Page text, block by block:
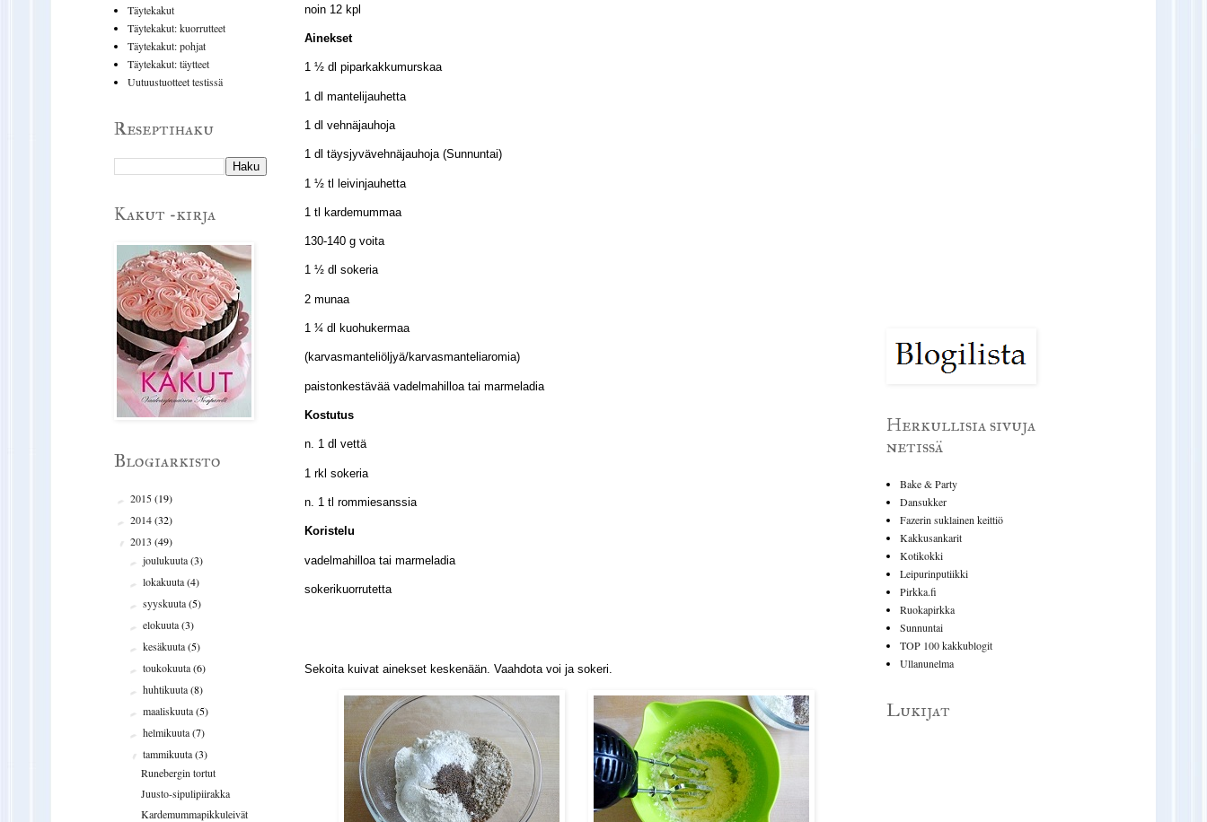
noin 12 kpl
Ainekset
1 ½ dl piparkakkumurskaa
1 dl mantelijauhetta
1 dl vehnäjauhoja
1 dl täysjyvävehnäjauhoja (Sunnuntai)
1 ½ tl leivinjauhetta
1 tl kardemummaa
130-140 g voita
1 ½ dl sokeria
2 munaa
1 ¼ dl kuohukermaa
(karvasmanteliöljyä/karvasmanteliaromia)
paistonkestävää vadelmahilloa tai marmeladia
Kostutus
n. 1 dl vettä
1 rkl sokeria
n. 1 tl rommiesanssia
Koristelu
vadelmahilloa tai marmeladia
sokerikuorrutetta
Sekoita kuivat ainekset keskenään. Vaahdota voi ja sokeri.
Täytekakut
Täytekakut: kuorrutteet
Täytekakut: pohjat
Täytekakut: täytteet
Uutuustuotteet testissä
Reseptihaku
Kakut -kirja
Blogiarkisto
► 2015(19)
► 2014(32)
▼ 2013 (49)
►joulukuuta(3)
►lokakuuta(4)
►syyskuuta(5)
►elokuuta(3)
►kesäkuuta(5)
►toukokuuta(6)
►huhtikuuta(8)
►maaliskuuta(5)
►helmikuuta(7)
▼tammikuuta(3)
Runebergin tortut
Juusto-sipulipiirakka
Kardemummapikkuleivät
Herkullisia sivuja
netissä
Bake & Party
Dansukker
Fazerin suklainen keittiö
Kakkusankarit
Kotikokki
Leipurinputiikki
Pirkka.fi
Ruokapirkka
Sunnuntai
TOP 100 kakkublogit
Ullanunelma
Lukijat